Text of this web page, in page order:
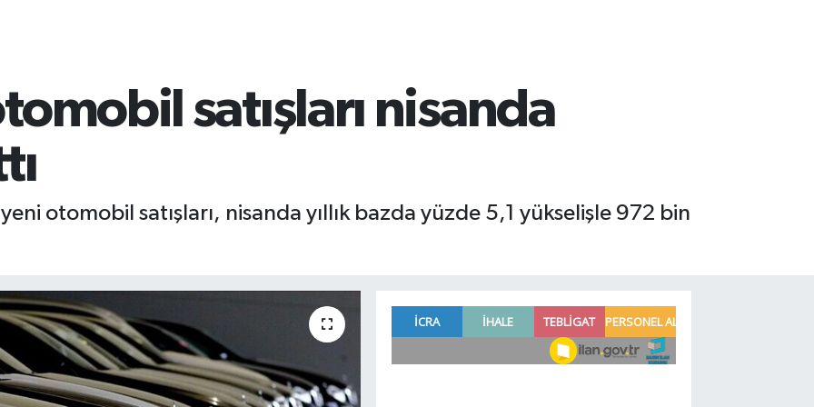
satışları nisanda
otomobil satışları, nisanda yıllık bazda yüzde 5,1 yükselişle 972 bin